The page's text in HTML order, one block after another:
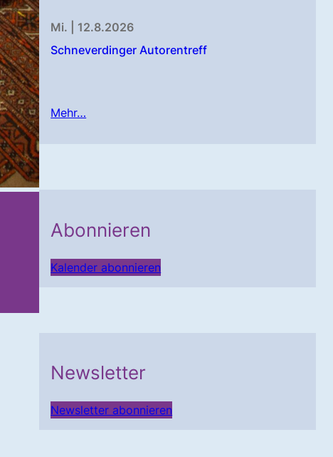
Mi. | 12.8.2026
Schneverdinger Autorentreff
Mehr…
Abonnieren
Kalender abonnieren
Newsletter
Newsletter abonnieren